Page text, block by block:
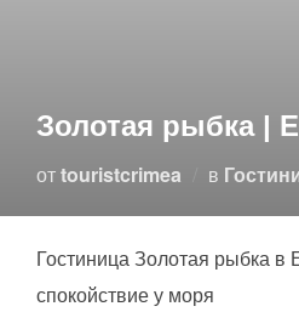
Золотая рыбка |
отtouristcrimea в
Гостиница Золотая рыбка в
спокойствие у моря